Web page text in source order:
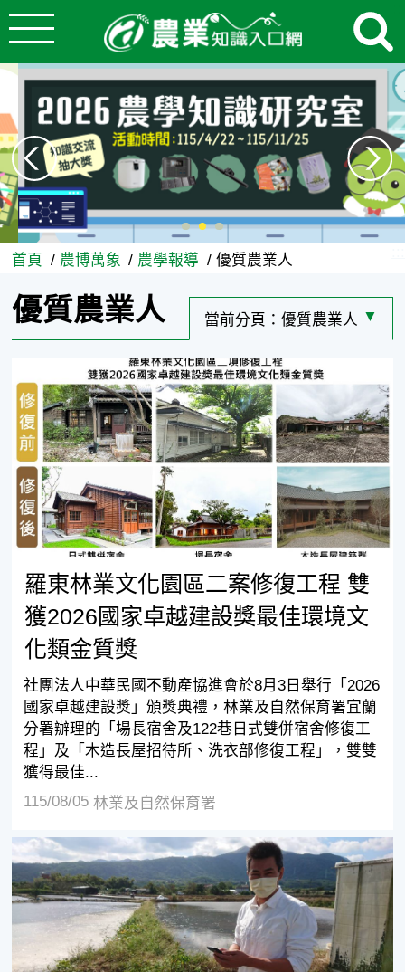
跳到主要內容
優質農業人 - 農業知識入口網
首頁 農博萬象 農學報導 優質農業人
優質農業人 當前分頁： 優質農業人 選擇
羅東林業文化園區二案修復工程 雙獲2026國家卓越建設
羅東林業文化園區二案修復工程 雙
獲2026國家卓越建設獎最佳環境文
化類金質獎
社團法人中華民國不動產協進會於8月3日舉行「2026
國家卓越建設獎」頒獎典禮，林業及自然保育署宜蘭
分署辦理的「場長宿舍及122巷日式雙併宿舍修復工
程」及「木造長屋招待所、洗衣部修復工程」，雙雙
獲得最佳...
115/08/05 林業及自然保育署
金山番薯囝仔